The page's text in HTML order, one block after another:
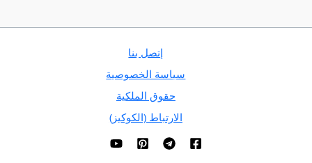
إتصل بنا
سياسة الخصوصية
حقوق الملكية
الارتباط (الكوكيز)